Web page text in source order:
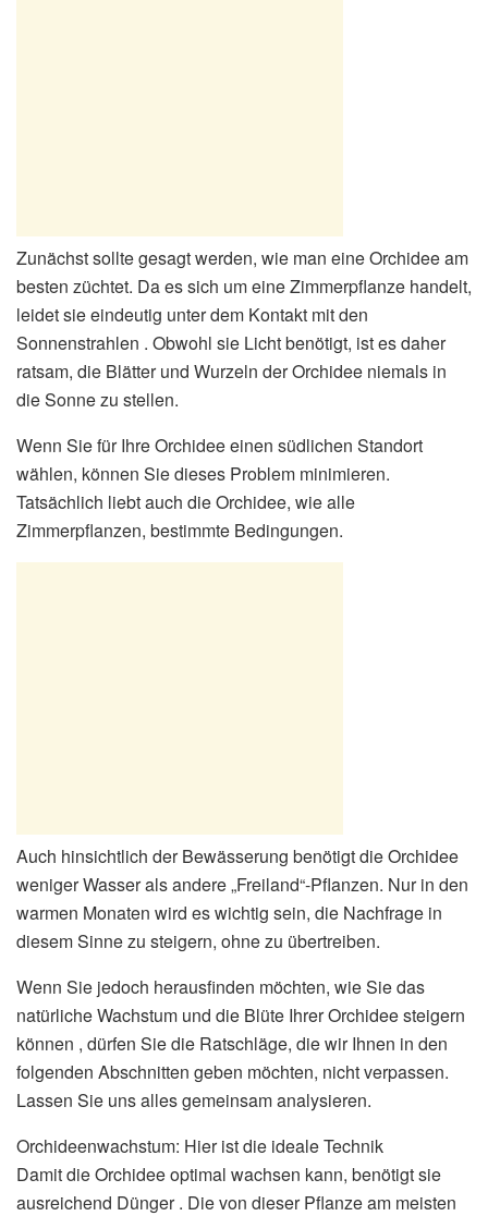
Zunächst sollte gesagt werden, wie man eine Orchidee am
besten züchtet. Da es sich um eine Zimmerpflanze handelt,
leidet sie eindeutig unter dem Kontakt mit den
Sonnenstrahlen . Obwohl sie Licht benötigt, ist es daher
ratsam, die Blätter und Wurzeln der Orchidee niemals in
die Sonne zu stellen.
Wenn Sie für Ihre Orchidee einen südlichen Standort
wählen, können Sie dieses Problem minimieren.
Tatsächlich liebt auch die Orchidee, wie alle
Zimmerpflanzen, bestimmte Bedingungen.
Auch hinsichtlich der Bewässerung benötigt die Orchidee
weniger Wasser als andere „Freiland“-Pflanzen. Nur in den
warmen Monaten wird es wichtig sein, die Nachfrage in
diesem Sinne zu steigern, ohne zu übertreiben.
Wenn Sie jedoch herausfinden möchten, wie Sie das
natürliche Wachstum und die Blüte Ihrer Orchidee steigern
können , dürfen Sie die Ratschläge, die wir Ihnen in den
folgenden Abschnitten geben möchten, nicht verpassen.
Lassen Sie uns alles gemeinsam analysieren.
Orchideenwachstum: Hier ist die ideale Technik
Damit die Orchidee optimal wachsen kann, benötigt sie
ausreichend Dünger . Die von dieser Pflanze am meisten